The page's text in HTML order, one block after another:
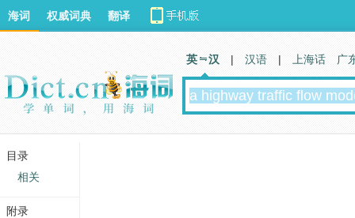
海词 权威词典 翻译
英 汉 | 汉语 | 上海话 广
目录
相关
附录